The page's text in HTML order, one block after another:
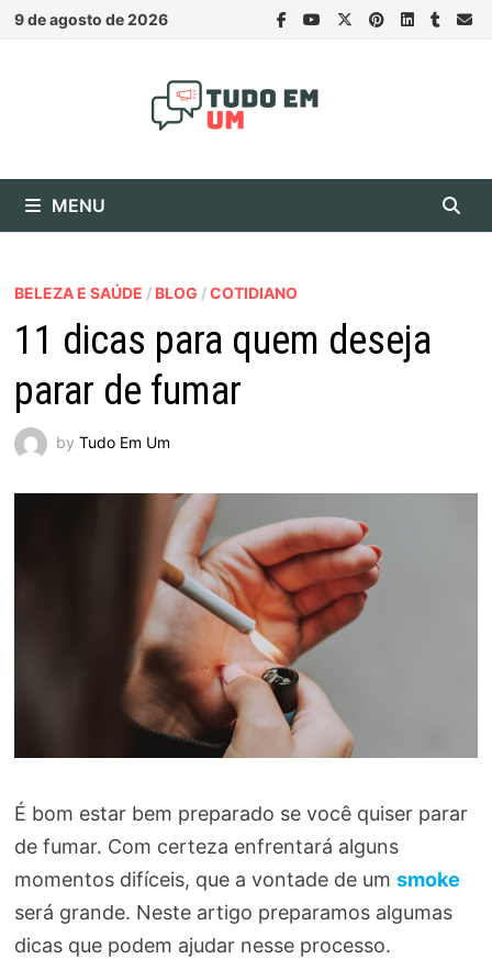
Skip
9 de agosto de 2026
MENU
BELEZA E SAÚDE / BLOG /COTIDIANO
11 dicas para quem deseja
parar de fumar
by Tudo Em Um
É bom estar bem preparado se você quiser parar
de fumar. Com certeza enfrentará alguns
momentos difíceis, que a vontade de um smoke
será grande. Neste artigo preparamos algumas
dicas que podem ajudar nesse processo.